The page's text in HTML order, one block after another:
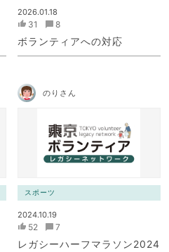
2026.01.18
31 8
ボランティアへの対応
のりさん
スポーツ
2024.10.19
52 7
レガシーハーフマラソン2024